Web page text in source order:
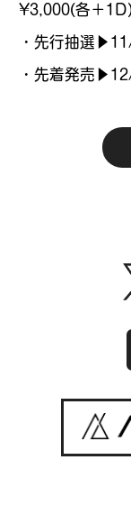
¥3,000(各＋
・先行抽選
・先着発売